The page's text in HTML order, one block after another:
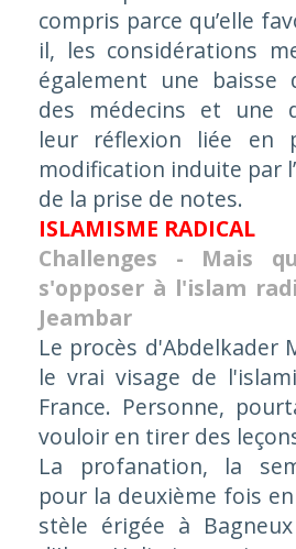
compris parce qu’elle
il, les considérations
également une baisse
des médecins et une
leur réflexion liée en
modification induite par
de la prise de notes.
ISLAMISME RADICAL
Challenges - Mais
s'opposer à l'islam
Jeambar
Le procès d'Abdelkader
le vrai visage de
France. Personne,
vouloir en tirer des
La profanation, la
pour la deuxième fois
stèle érigée à